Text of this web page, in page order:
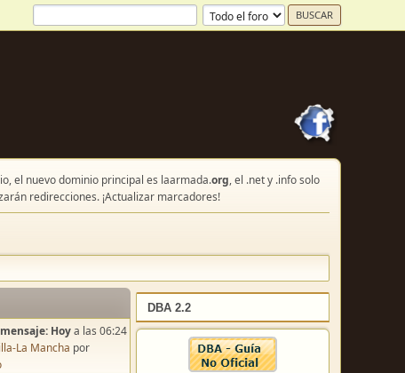
el nuevo dominio principal es laarmada.org, el .net y .info solo
redirecciones. ¡Actualizar marcadores!
DBA 2.2
Hoya las 06:24
La Mancha por